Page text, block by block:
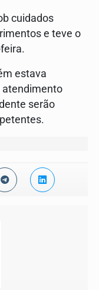
cuidados
e teve o
estava
atendimento
serão